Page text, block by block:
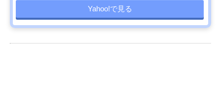
Yahoo!で見る